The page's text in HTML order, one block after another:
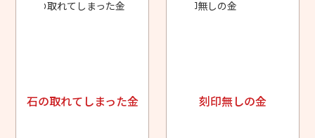
石の取れてしまった金 刻印無しの金